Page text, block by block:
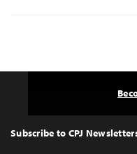
Top
Subscribe to CPJ